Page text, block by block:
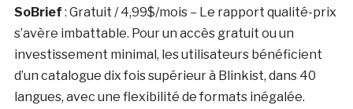
SoBrief : Gratuit / 4,99$/mois– Le rapport qualité-prix
s’avère imbattable. Pour un accès gratuit ou un
investissement minimal, les utilisateurs bénéficient
d’un catalogue dix fois supérieur à Blinkist, dans 40
langues, avec une flexibilité de formats inégalée.